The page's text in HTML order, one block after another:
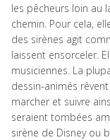
les pêcheurs loin au
chemin. Pour cela,
des sirènes agit
laissent ensorceler.
musiciennes. La
dessin-animés
marcher et suivre
seraient tombées
sirène de Disney ou